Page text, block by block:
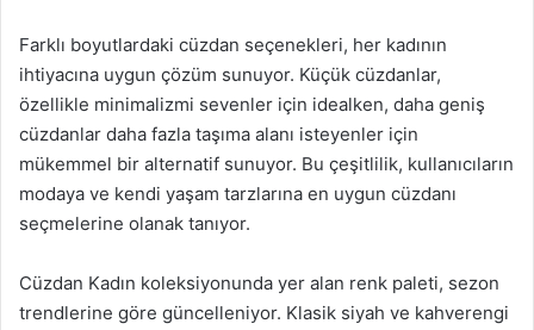
Farklı boyutlardaki cüzdan seçenekleri, her kadının
ihtiyacına uygun çözüm sunuyor. Küçük cüzdanlar,
özellikle minimalizmi sevenler için idealken, daha geniş
cüzdanlar daha fazla taşıma alanı isteyenler için
mükemmel bir alternatif sunuyor. Bu çeşitlilik, kullanıcıların
modaya ve kendi yaşam tarzlarına en uygun cüzdanı
seçmelerine olanak tanıyor.
Cüzdan Kadın koleksiyonunda yer alan renk paleti, sezon
trendlerine göre güncelleniyor. Klasik siyah ve kahverengi